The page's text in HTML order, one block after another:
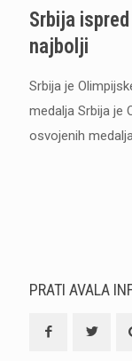
Srbija
najbolji
Srbija je
medalja Srbija je
osvojenih
PRATI AVALA